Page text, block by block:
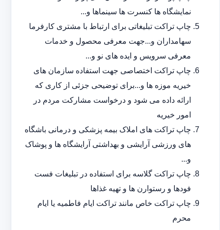
نمایشگاه ها کنسرت ها سینماها و...
چاپ تراکت تبلیغاتی برای ارتباط با مشتری کارفرما
سهامداران و...جهت معرفی محصول و خدمات
معرفی سرویس و ایده های نو و...
چاپ تراکت اختصاصی جهت استفاده سازمان های
خیریه موزه ها و...برای توضیحی جزئی از کاری که
ارائه داده می شود و درخواست مشارکت مردم در
امور خیریه
چاپ تراکت های املاک بیمه پزشکی و درمانی باشگاه
های ورزشی آرایشی و بهداشتی آرایشگاه ها و پوشاک
و...
چاپ تراکت گلاسه برای استفاده در تبلیغات فست
فودها و رستوارن ها و تهیه غذاها
چاپ تراکت خاص مانند تراکت ایام فاطمیه یا ایام
محرم